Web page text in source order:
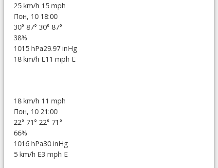
25 km/h 15 mph
Пон, 10 18:00
30° 87° 30° 87°
38%
1015 hPa29.97 inHg
18 km/h E11 mph E
18 km/h 11 mph
Пон, 10 21:00
22° 71° 22° 71°
66%
1016 hPa30 inHg
5 km/h E3 mph E